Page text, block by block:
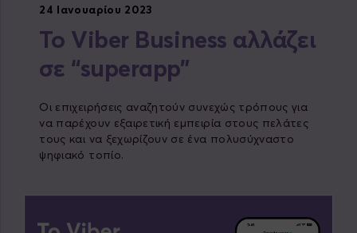
24 Ιανουαρίου 2023
To Viber Business αλλάζει
σε “superapp”
Οι επιχειρήσεις αναζητούν συνεχώς τρόπους για
να παρέχουν εξαιρετική εμπειρία στους πελάτες
τους και να ξεχωρίζουν σε ένα πολυσύχναστο
ψηφιακό τοπίο.